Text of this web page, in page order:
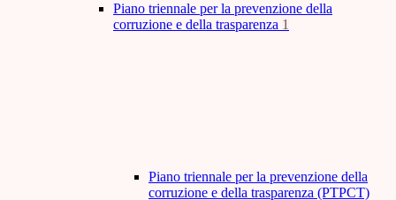
Piano triennale per la prevenzione della
corruzione e della trasparenza 1
Piano triennale per la prevenzione della
corruzione e della trasparenza (PTPCT)